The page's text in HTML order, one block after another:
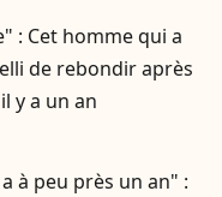
: Cet homme qui a
de rebondir après
y a un an
à peu près un an" :